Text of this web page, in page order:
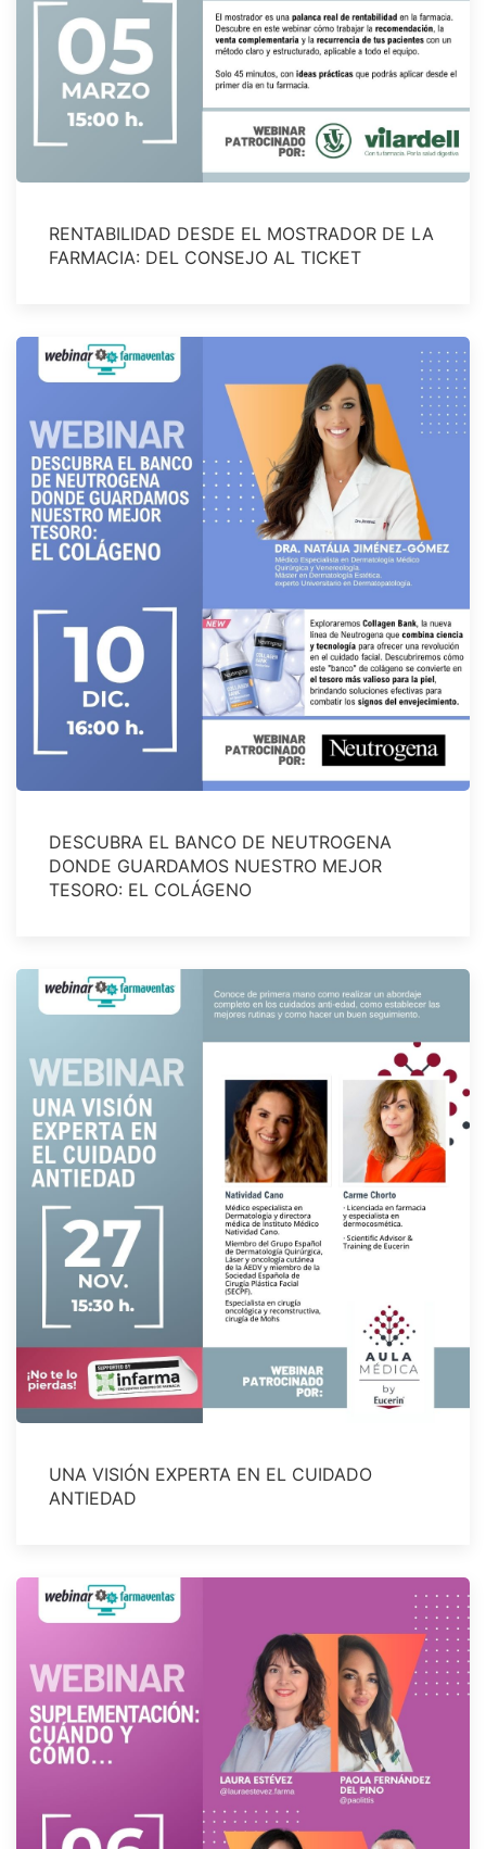
RENTABILIDAD DESDE EL MOSTRADOR DE LA
FARMACIA: DEL CONSEJO AL TICKET
DESCUBRA EL BANCO DE NEUTROGENA
DONDE GUARDAMOS NUESTRO MEJOR
TESORO: EL COLÁGENO
UNA VISIÓN EXPERTA EN EL CUIDADO
ANTIEDAD